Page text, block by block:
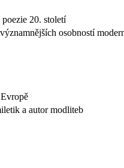
20. století
osobností
a autor modliteb